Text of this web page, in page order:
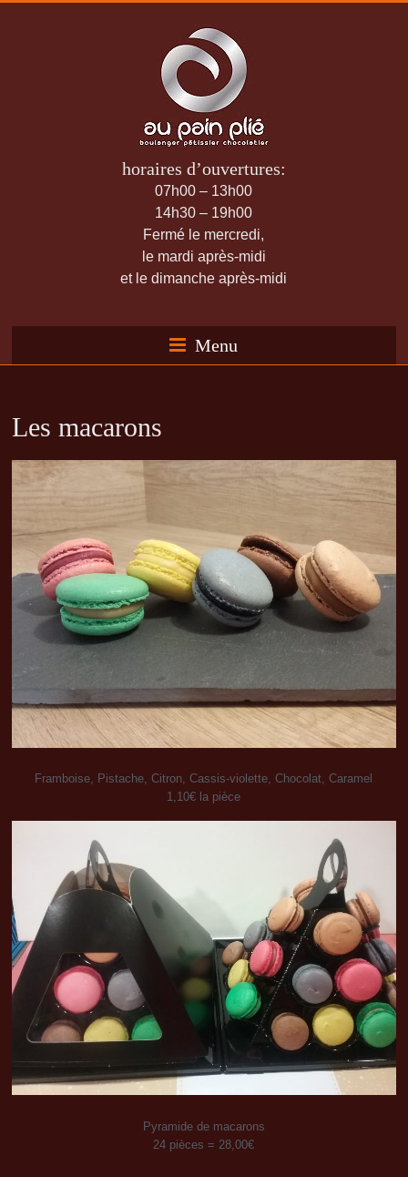
horaires d’ouvertures:
07h00 – 13h00
14h30 – 19h00
Fermé le mercredi,
le mardi après-midi
et le dimanche après-midi
Menu
Les macarons
Framboise, Pistache, Citron, Cassis-violette, Chocolat, Caramel
1,10€ la pièce
Pyramide de macarons
24 pièces = 28,00€